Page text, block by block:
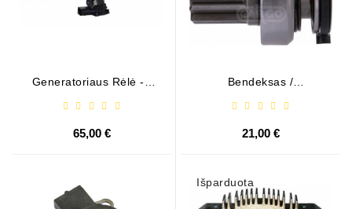
Generatoriaus Rėlė - /
65,00 €
Bendeksas /
21,00 €
Išparduota